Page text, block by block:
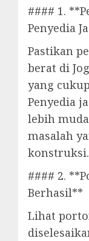
#### 1.
Penyedia
Pastikan
berat di
yang
Penyedia
lebih
masalah
konstruksi.
#### 2.
Berhasil**
Lihat